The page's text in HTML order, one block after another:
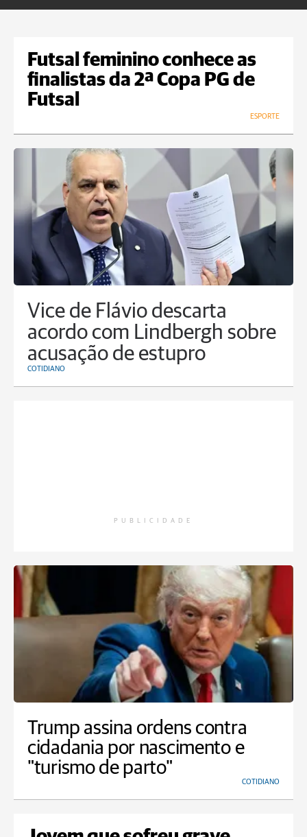
Futsal feminino conhece as
finalistas da 2ª Copa PG de
Futsal
ESPORTE
Vice de Flávio descarta
acordo com Lindbergh sobre
acusação de estupro
COTIDIANO
PUBLICIDADE
Trump assina ordens contra
cidadania por nascimento e
"turismo de parto"
COTIDIANO